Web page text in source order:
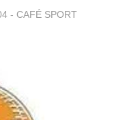
- CAFÉ SPORT